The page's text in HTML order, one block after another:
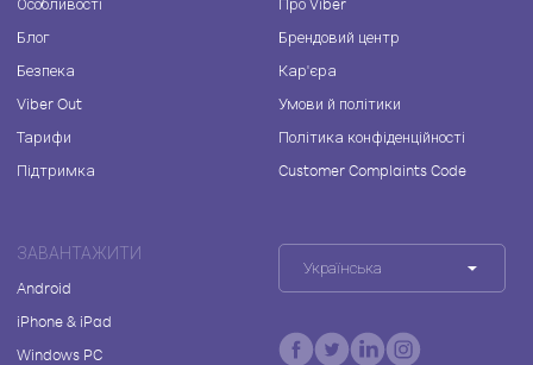
Блог
Безпека
Viber Out
Тарифи
Підтримка
Брендовий центр
Кар'єра
Умови й політики
Політика конфіденційності
Customer Complaints Code
ЗАВАНТАЖИТИ
Android
iPhone & iPad
Windows PC
Українська